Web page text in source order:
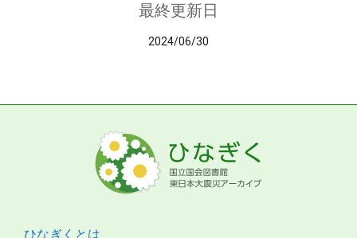
最終更新日
2024/06/30
ひなぎくとは